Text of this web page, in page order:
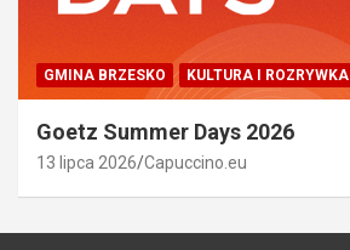
GMINA BRZESKO KULTURA I ROZRYWKA
Goetz Summer Days 2026
13 lipca 2026 Capuccino.eu